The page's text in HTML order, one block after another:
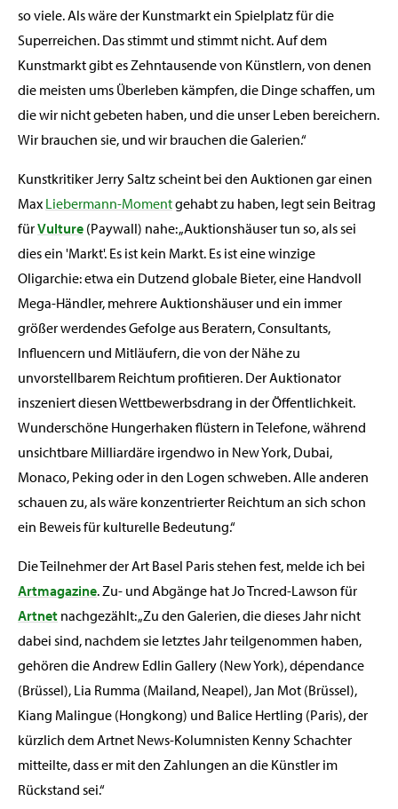
so viele. Als wäre der Kunstmarkt ein Spielplatz für die
Superreichen. Das stimmt und stimmt nicht. Auf dem
Kunstmarkt gibt es Zehntausende von Künstlern, von denen
die meisten ums Überleben kämpfen, die Dinge schaffen, um
die wir nicht gebeten haben, und die unser Leben bereichern.
Wir brauchen sie, und wir brauchen die Galerien.“
Kunstkritiker Jerry Saltz scheint bei den Auktionen gar einen
Max Liebermann-Momentgehabt zu haben, legt sein Beitrag
fürVulture (Paywall) nahe: „Auktionshäuser tun so, als sei
dies ein 'Markt'. Es ist kein Markt. Es ist eine winzige
Oligarchie: etwa ein Dutzend globale Bieter, eine Handvoll
Mega-Händler, mehrere Auktionshäuser und ein immer
größer werdendes Gefolge aus Beratern, Consultants,
Influencern und Mitläufern, die von der Nähe zu
unvorstellbarem Reichtum profitieren. Der Auktionator
inszeniert diesen Wettbewerbsdrang in der Öffentlichkeit.
Wunderschöne Hungerhaken flüstern in Telefone, während
unsichtbare Milliardäre irgendwo in New York, Dubai,
Monaco, Peking oder in den Logen schweben. Alle anderen
schauen zu, als wäre konzentrierter Reichtum an sich schon
ein Beweis für kulturelle Bedeutung.“
Die Teilnehmer der Art Basel Paris stehen fest, melde ich bei
Artmagazine. Zu- und Abgänge hat Jo Tncred-Lawson für
Artnet nachgezählt: „Zu den Galerien, die dieses Jahr nicht
dabei sind, nachdem sie letztes Jahr teilgenommen haben,
gehören die Andrew Edlin Gallery (New York), dépendance
(Brüssel), Lia Rumma (Mailand, Neapel), Jan Mot (Brüssel),
Kiang Malingue (Hongkong) und Balice Hertling (Paris), der
kürzlich dem Artnet News-Kolumnisten Kenny Schachter
mitteilte, dass er mit den Zahlungen an die Künstler im
Rückstand sei.“